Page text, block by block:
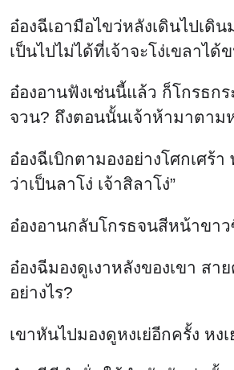
อ๋องฉีเอามือไขว่หลังเดินไปเดิ
เป็นไปไม่ได้ที่เจ้าจะโง่เขลาไ
อ๋องอานฟังเช่นนี้แล้ว ก็โกรธก
จวน? ถึงตอนนั้นเจ้าห้ามาตาม
อ๋องฉีเบิกตามองอย่างโศกเศร้
ว่าเป็นลาโง่ เจ้าสิลาโง่”
อ๋องอานกลับโกรธจนสีหน้าขา
อ๋องฉีมองดูเงาหลังของเขา ส
อย่างไร?
เขาหันไปมองดูหงเย่อีกครั้ง หง